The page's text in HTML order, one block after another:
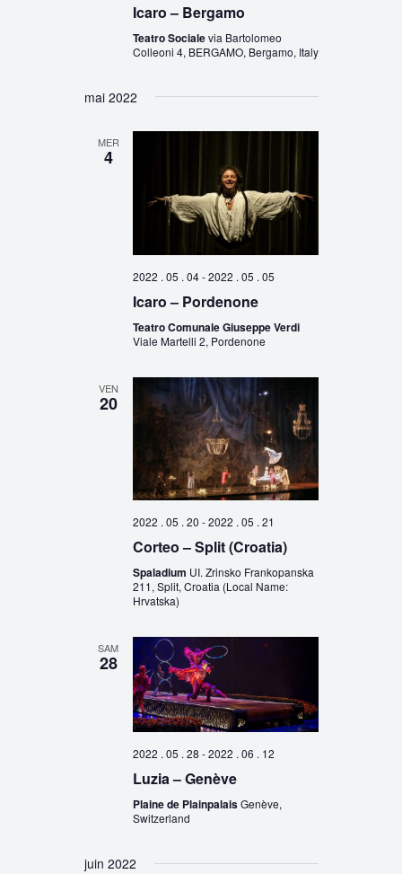
Icaro – Bergamo
Teatro Socialevia Bartolomeo
Colleoni 4, BERGAMO, Bergamo, Italy
mai 2022
MER
4
2022 . 05 . 04-2022 . 05 . 05
Icaro – Pordenone
Teatro Comunale Giuseppe Verdi
Viale Martelli 2, Pordenone
VEN
20
2022 . 05 . 20 -2022 . 05 . 21
Corteo – Split (Croatia)
Spaladium UI. Zrinsko Frankopanska
211, Split, Croatia (Local Name:
Hrvatska)
SAM
28
2022 . 05 . 28 -2022 . 06 . 12
Luzia – Genève
Plaine de PlainpalaisGenève,
Switzerland
juin 2022